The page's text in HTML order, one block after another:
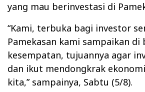
yang mau berinvestasi di
“Kami, terbuka bagi investor
Pamekasan kami sampaikan di
kesempatan, tujuannya agar
dan ikut mendongkrak
kita,” sampainya, Sabtu (5/8).